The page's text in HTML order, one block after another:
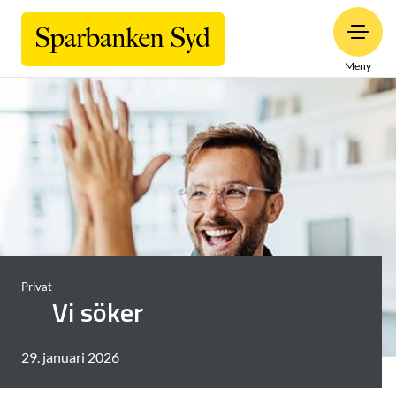
Meny
Privat
Vi söker
29. januari 2026